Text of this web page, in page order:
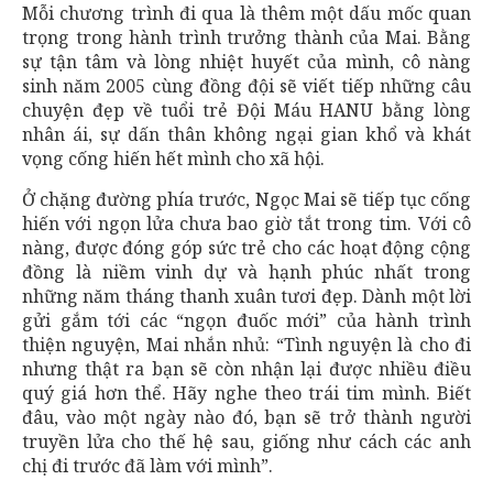
Mỗi chương trình đi qua là thêm một dấu mốc quan
trọng trong hành trình trưởng thành của Mai. Bằng
sự tận tâm và lòng nhiệt huyết của mình, cô nàng
sinh năm 2005 cùng đồng đội sẽ viết tiếp những câu
chuyện đẹp về tuổi trẻ Đội Máu HANU bằng lòng
nhân ái, sự dấn thân không ngại gian khổ và khát
vọng cống hiến hết mình cho xã hội.
Ở chặng đường phía trước, Ngọc Mai sẽ tiếp tục cống
hiến với ngọn lửa chưa bao giờ tắt trong tim. Với cô
nàng, được đóng góp sức trẻ cho các hoạt động cộng
đồng là niềm vinh dự và hạnh phúc nhất trong
những năm tháng thanh xuân tươi đẹp. Dành một lời
gửi gắm tới các “ngọn đuốc mới” của hành trình
thiện nguyện, Mai nhắn nhủ: “Tình nguyện là cho đi
nhưng thật ra bạn sẽ còn nhận lại được nhiều điều
quý giá hơn thể. Hãy nghe theo trái tim mình. Biết
đâu, vào một ngày nào đó, bạn sẽ trở thành người
truyền lửa cho thế hệ sau, giống như cách các anh
chị đi trước đã làm với mình”.